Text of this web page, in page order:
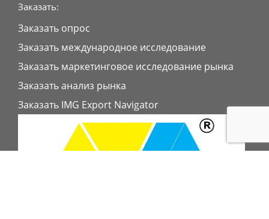
Заказать:
Заказать опрос
Заказать международное исследование
Заказать маркетинговое исследование рынка
Заказать анализ рынка
Заказать IMG Export Navigator